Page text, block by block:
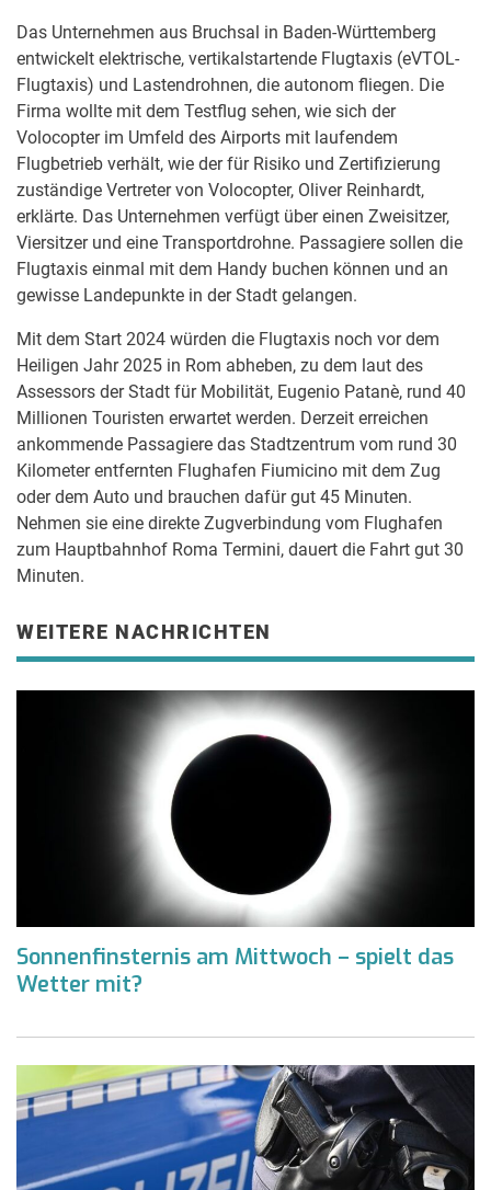
Das Unternehmen aus Bruchsal in Baden-Württemberg
entwickelt elektrische, vertikalstartende Flugtaxis (eVTOL-
Flugtaxis) und Lastendrohnen, die autonom fliegen. Die
Firma wollte mit dem Testflug sehen, wie sich der
Volocopter im Umfeld des Airports mit laufendem
Flugbetrieb verhält, wie der für Risiko und Zertifizierung
zuständige Vertreter von Volocopter, Oliver Reinhardt,
erklärte. Das Unternehmen verfügt über einen Zweisitzer,
Viersitzer und eine Transportdrohne. Passagiere sollen die
Flugtaxis einmal mit dem Handy buchen können und an
gewisse Landepunkte in der Stadt gelangen.
Mit dem Start 2024 würden die Flugtaxis noch vor dem
Heiligen Jahr 2025 in Rom abheben, zu dem laut des
Assessors der Stadt für Mobilität, Eugenio Patanè, rund 40
Millionen Touristen erwartet werden. Derzeit erreichen
ankommende Passagiere das Stadtzentrum vom rund 30
Kilometer entfernten Flughafen Fiumicino mit dem Zug
oder dem Auto und brauchen dafür gut 45 Minuten.
Nehmen sie eine direkte Zugverbindung vom Flughafen
zum Hauptbahnhof Roma Termini, dauert die Fahrt gut 30
Minuten.
WEITERE NACHRICHTEN
Sonnenfinsternis am Mittwoch – spielt das
Wetter mit?